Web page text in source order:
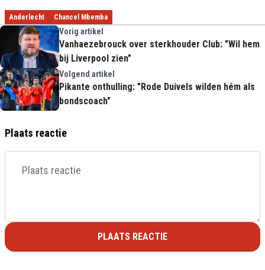
Anderlecht Chancel Mbemba
Vorig artikel
Vanhaezebrouck over sterkhouder Club: "Wil hem
bij Liverpool zien"
Volgend artikel
Pikante onthulling: "Rode Duivels wilden hém als
bondscoach"
Plaats reactie
PLAATS REACTIE